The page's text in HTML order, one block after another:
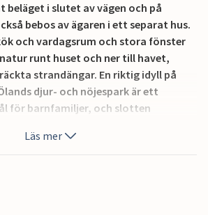
beläget i slutet av vägen och på
bebos av ägaren i ett separat hus.
och vardagsrum och stora fönster
runt huset och ner till havet,
strandängar. En riktig idyll på
djur- och nöjespark är ett
för barnfamiljer, och slotten
Läs mer